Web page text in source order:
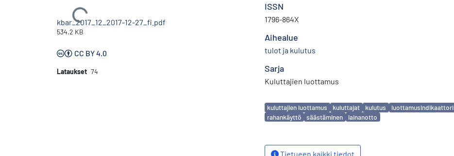
Ladataan...
kbar_2017_12_2017-12-27_fi.pdf
534.2 KB
CC BY 4.0
Lataukset 74
ISSN
1796-864X
Aihealue
tulot ja kulutus
Sarja
Kuluttajien luottamus
Avainsanat
kuluttajien luottamus kuluttajat kulutus luottamusindikaattori
rahankäyttö
säästäminen lainanotto
Tietueen kaikki tiedot